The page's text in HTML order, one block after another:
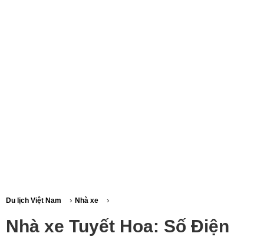
Du lịch Việt Nam › Nhà xe ›
Nhà xe Tuyết Hoa: Số Điện